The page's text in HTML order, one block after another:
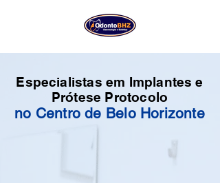
Especialistas em Implantes e
Prótese Protocolo
no Centro de Belo Horizonte